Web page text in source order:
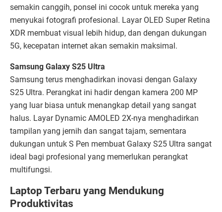
semakin canggih, ponsel ini cocok untuk mereka yang
menyukai fotografi profesional. Layar OLED Super Retina
XDR membuat visual lebih hidup, dan dengan dukungan
5G, kecepatan internet akan semakin maksimal.
Samsung Galaxy S25 Ultra
Samsung terus menghadirkan inovasi dengan Galaxy
S25 Ultra. Perangkat ini hadir dengan kamera 200 MP
yang luar biasa untuk menangkap detail yang sangat
halus. Layar Dynamic AMOLED 2X-nya menghadirkan
tampilan yang jernih dan sangat tajam, sementara
dukungan untuk S Pen membuat Galaxy S25 Ultra sangat
ideal bagi profesional yang memerlukan perangkat
multifungsi.
Laptop Terbaru yang Mendukung
Produktivitas